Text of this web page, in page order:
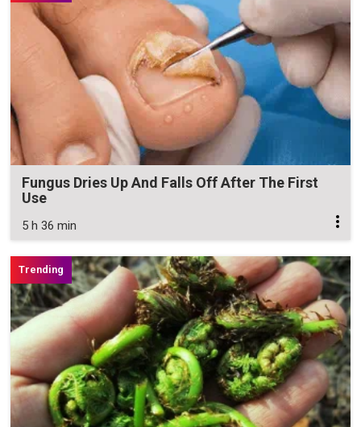
Fungus Dries Up And Falls Off After The First
Use
5 h 36 min